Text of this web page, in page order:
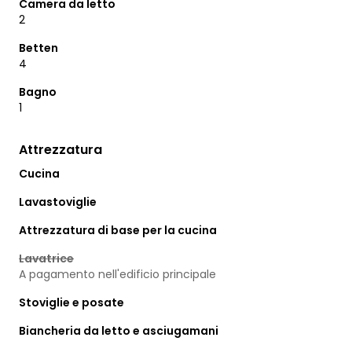
Camera da letto
2
Betten
4
Bagno
1
Attrezzatura
Cucina
Lavastoviglie
Attrezzatura di base per la cucina
Lavatrice
A pagamento nell'edificio principale
Stoviglie e posate
Biancheria da letto e asciugamani